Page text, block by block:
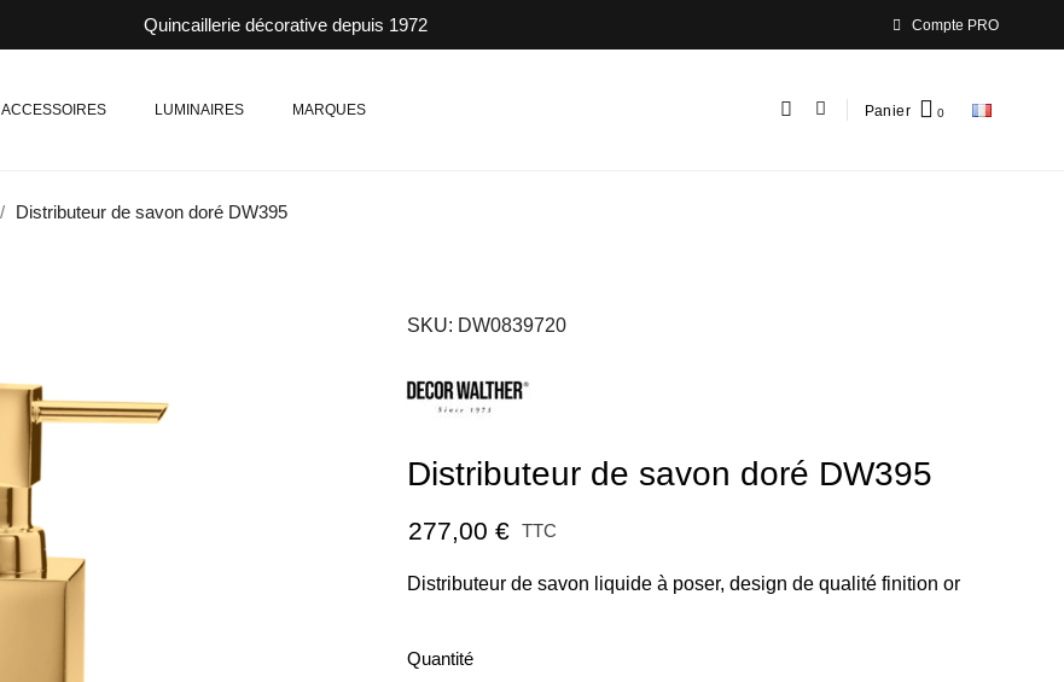
Quincaillerie décorative depuis 1972 Compte PRO
ACCESSOIRES LUMINAIRES MARQUES Panier
Distributeur de savon doré DW395
SKU DW0839720
Distributeur de savon doré DW395
277,00 € TTC
Distributeur de savon liquide à poser, design de qualité finition or
Quantité